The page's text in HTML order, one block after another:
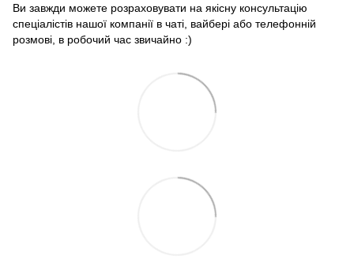
Ви завжди можете розраховувати на якісну консультацію
спеціалістів нашої компанії в чаті, вайбері або телефонній
розмові, в робочий час звичайно :)